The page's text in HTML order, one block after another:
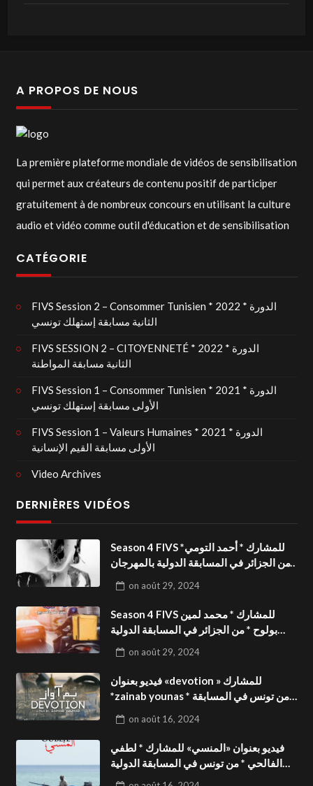
A PROPOS DE NOUS
La première plateforme mondiale de vidéos de sensibilisation
qui permet aux créateurs de contenu positif de participer
gratuitement à de nombreux concours en utilisant la culture
audio et vidéo comme outil d'éducation et de sensibilisation
CATÉGORIE
FIVS Session 2 – Consommer Tunisien * 2022 * الدورة
الثانية مسابقة إستهلك تونسي
FIVS SESSION 2 – CITOYENNETÉ * 2022 * الدورة
الثانية مسابقة المواطنة
FIVS Session 1 – Consommer Tunisien * 2021 * الدورة
الأولى مسابقة إستهلك تونسي
FIVS Session 1 – Valeurs Humaines * 2021 * الدورة
الأولى مسابقة القيم الإنسانية
Video Archives
DERNIÈRES VIDÉOS
Season 4 FIVS للمشارك * أحمد التومي*
من الجزائر في المسابقة الدولية بالمهرجان
»فيديو بعنوان
on août 29, 2024
Season 4 FIVS للمشارك * محمد لمين
بولوح * من الجزائر في المسابقة الدولية
بالمهرجان الدولي للفيدوهات
on août 29, 2024
فيديو بعنوان «devotion » للمشارك
*zainab younas * من تونس في المسابقة
التوعوية Season 4 FIVS
on août 16, 2024
فيديو بعنوان «المنسي» للمشارك * لطفي
الفالحي * من تونس في المسابقة الدولية
بالمهرجان الدولي للفيدوهات التوعوية